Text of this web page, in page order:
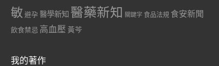
敏 避孕 醫學新知 醫藥新知 關鍵字 食品法規 食安新聞
飲食禁忌 高血壓 黃芩
我的著作